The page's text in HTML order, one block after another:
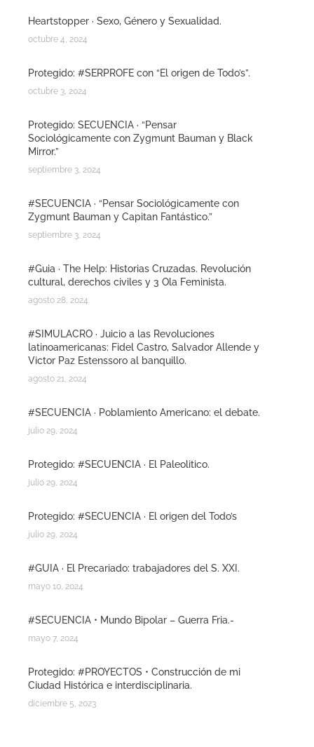
Heartstopper · Sexo, Género y Sexualidad.
octubre 4, 2024
Protegido: #SERPROFE con “El origen de Todo’s”.
octubre 3, 2024
Protegido: SECUENCIA · “Pensar
Sociológicamente con Zygmunt Bauman y Black
Mirror.”
septiembre 3, 2024
#SECUENCIA · “Pensar Sociológicamente con
Zygmunt Bauman y Capitan Fantástico.”
septiembre 3, 2024
#Guia · The Help: Historias Cruzadas. Revolución
cultural, derechos civiles y 3 Ola Feminista.
agosto 28, 2024
#SIMULACRO · Juicio a las Revoluciones
latinoamericanas: Fidel Castro, Salvador Allende y
Victor Paz Estenssoro al banquillo.
agosto 21, 2024
#SECUENCIA · Poblamiento Americano: el debate.
julio 29, 2024
Protegido: #SECUENCIA · El Paleolitico.
julio 29, 2024
Protegido: #SECUENCIA · El origen del Todo’s
julio 29, 2024
#GUIA · El Precariado: trabajadores del S. XXI.
mayo 10, 2024
#SECUENCIA • Mundo Bipolar – Guerra Fria.-
mayo 7, 2024
Protegido: #PROYECTOS • Construcción de mi
Ciudad Histórica e interdisciplinaria.
diciembre 5, 2023